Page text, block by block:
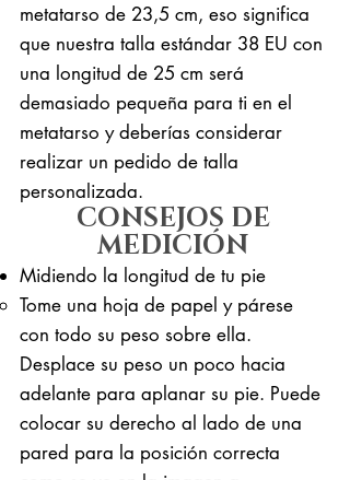
metatarso de 23,5 cm, eso significa
que nuestra talla estándar 38 EU con
una longitud de 25 cm será
demasiado pequeña para ti en el
metatarso y deberías considerar
realizar un pedido de talla
personalizada.
CONSEJOS DE
MEDICIÓN
Midiendo la longitud de tu pie
Tome una hoja de papel y párese
con todo su peso sobre ella. ​
Desplace su peso un poco hacia
adelante para aplanar su pie. Puede
colocar su derecho al lado de una
pared para la posición correcta